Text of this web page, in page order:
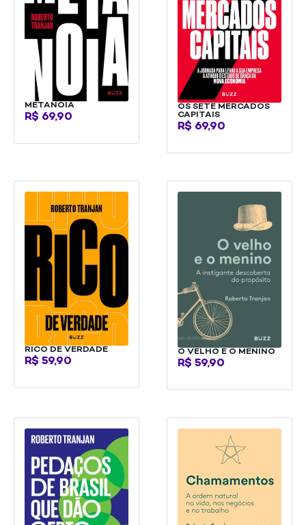
METANOIA
R$ 69,90
OS SETE MERCADOS
CAPITAIS
R$ 69,90
RICO DE VERDADE
R$ 59,90
O VELHO E O MENINO
R$ 59,90